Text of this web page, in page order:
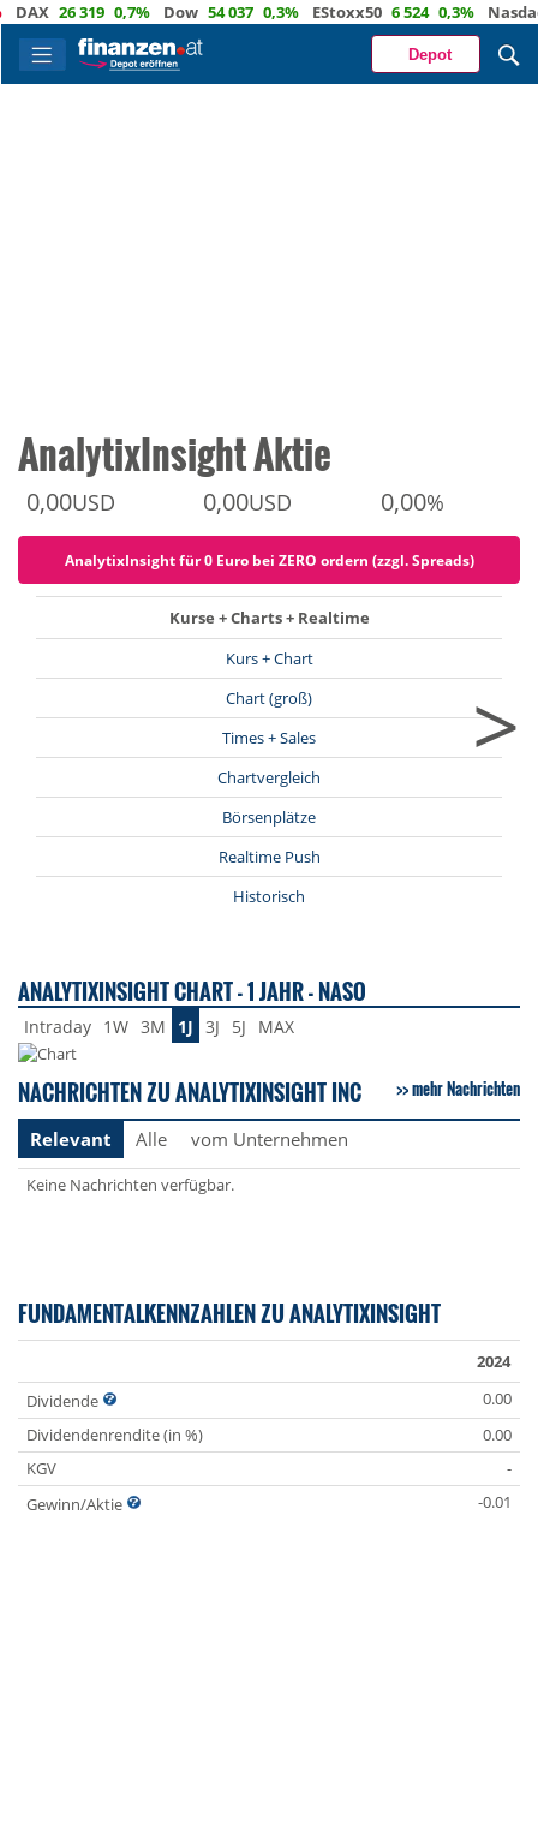
26 319 0,7% Dow 54 037 0,3% EStoxx50 6 524 0,3% Nasdaq
Depot
AnalytixInsight Aktie
0,00USD 0,00USD 0,00%
AnalytixInsight für 0 Euro bei ZERO ordern (zzgl. Spreads)
Kurse + Charts + Realtime
Kurs + Chart
Chart (groß)
Times + Sales
Chartvergleich
Börsenplätze
Realtime Push
Historisch
>
ANALYTIXINSIGHT CHART - 1 JAHR - NASO
Intraday 1W 3M 1J 3J 5J MAX
NACHRICHTEN ZU ANALYTIXINSIGHT INC mehr Nachrichten
Relevant Alle vom Unternehmen
Keine Nachrichten verfügbar.
FUNDAMENTALKENNZAHLEN ZU ANALYTIXINSIGHT
2024
Dividende
0.00
Dividendenrendite (in %)
0.00
KGV
-
Gewinn/Aktie
-0.01